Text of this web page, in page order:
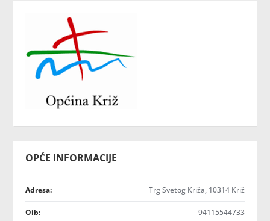
OPĆE INFORMACIJE
Adresa: Trg Svetog Križa, 10314 Križ
Oib: 94115544733